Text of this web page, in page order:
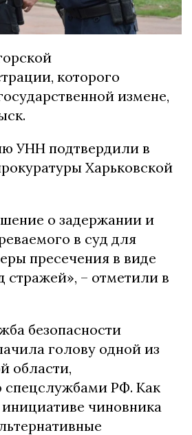
которого
измене,
УНН подтвердили в
Харьковской
о задержании и
в суд для
пресечения в виде
стражей», – отметили в
безопасности
голову одной из
области,
спецслужбами РФ. Как
чиновника